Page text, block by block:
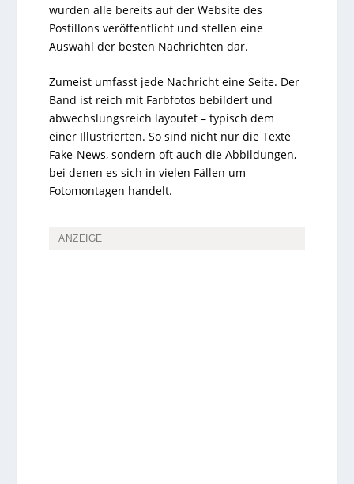
wurden alle bereits auf der Website des
Postillons veröffentlicht und stellen eine
Auswahl der besten Nachrichten dar.
Zumeist umfasst jede Nachricht eine Seite. Der
Band ist reich mit Farbfotos bebildert und
abwechslungsreich layoutet – typisch dem
einer Illustrierten. So sind nicht nur die Texte
Fake-News, sondern oft auch die Abbildungen,
bei denen es sich in vielen Fällen um
Fotomontagen handelt.
ANZEIGE